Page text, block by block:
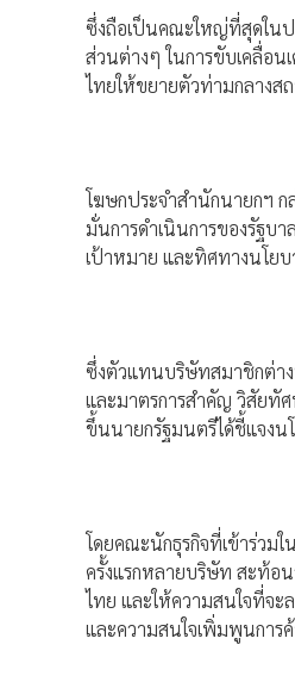
ซึ่งถือเป็นคณะใหญ่ที่สุดในป
ส่วนต่างๆ ในการขับเคลื่อน
ไทยให้ขยายตัวท่ามกลางส
โฆษกประจำสำนักนายกฯ
มั่นการดำเนินการของรัฐบ
เป้าหมาย และทิศทางนโยบ
ซึ่งตัวแทนบริษัทสมาชิกต่าง
และมาตรการสำคัญ วิสัยทั
ขึ้นนายกรัฐมนตรีได้ชี้แจง
โดยคณะนักธุรกิจที่เข้าร่วม
ครั้งแรกหลายบริษัท สะท้อน
ไทย และให้ความสนใจที่จะ
และความสนใจเพิ่มพูนการ